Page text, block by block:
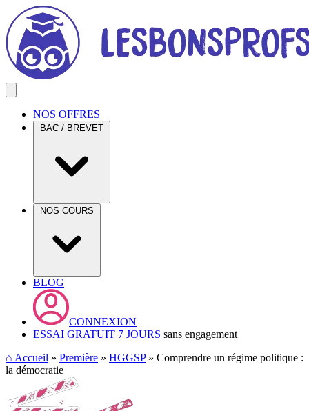
NOS OFFRES
BAC / BREVET
NOS COURS
BLOG
CONNEXION
ESSAI GRATUIT 7 JOURS sans engagement
⌂ Accueil » Première » HGGSP» Comprendre un régime politique :
la démocratie